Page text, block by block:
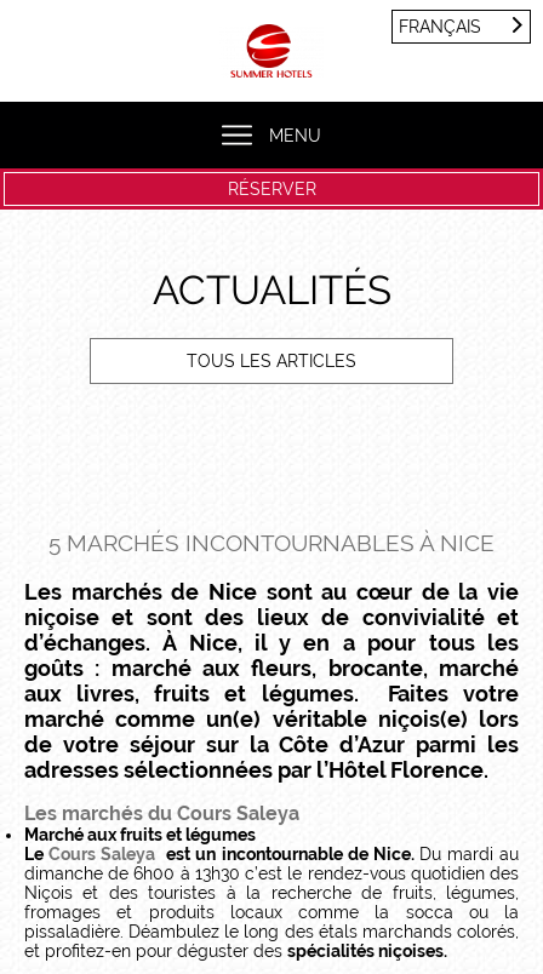
MENU
FRANÇAIS
RÉSERVER
ACTUALITÉS
TOUS LES ARTICLES
5 MARCHÉS INCONTOURNABLES À NICE
Les marchés de Nice sont au cœur de la vie
niçoise et sont des lieux de convivialité et
d’échanges. À Nice, il y en a pour tous les
goûts : marché aux fleurs, brocante, marché
aux livres, fruits et légumes. Faites votre
marché comme un(e) véritable niçois(e) lors
de votre séjour sur la Côte d’Azur parmi les
adresses sélectionnées par l’Hôtel Florence.
Les marchés du Cours Saleya
Marché aux fruits et légumes
LeCours Saleya est un incontournable de Nice. Du mardi au
dimanche de 6h00 à 13h30 c’est le rendez-vous quotidien des
Niçois et des touristes à la recherche de fruits, légumes,
fromages et produits locaux comme la socca ou la
pissaladière. Déambulez le long des étals marchands colorés,
et profitez-en pour déguster des spécialités niçoises.